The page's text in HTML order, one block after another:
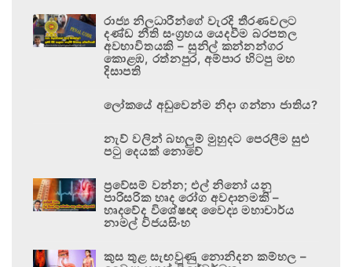
රාජ්‍ය නිලධාරීන්ගේ වැරදි තීරණවලට
දණ්ඩ නීති සංග්‍රහය යෙදවීම බරපතල
අවභාවිතයකි – සුනිල් කන්නන්ගර
කොළඹ, රත්නපුර, අම්පාර හිටපු මහ
දිසාපති
ලෝකයේ අඩුවෙන්ම නිදා ගන්නා ජාතිය?
නැව් වලින් බහලුම් මුහුදට පෙරලීම සුළු
පටු දෙයක් නොවේ
ප්‍රවේසම් වන්න; එල් නිනෝ යනු
පාරිසරික හෘද රෝග අවදානමකි –
හෘදවේද විශේෂඥ වෛද්‍ය මහාචාර්ය
නාමල් විජයසිංහ
කුස තුළ සැඟවුණු නොනිදන කම්හල –